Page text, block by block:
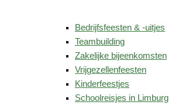
Bedrijfsfeesten & -uitjes
Teambuilding
Zakelijke bijeenkomsten
Vrijgezellenfeesten
Kinderfeestjes
Schoolreisjes in Limburg